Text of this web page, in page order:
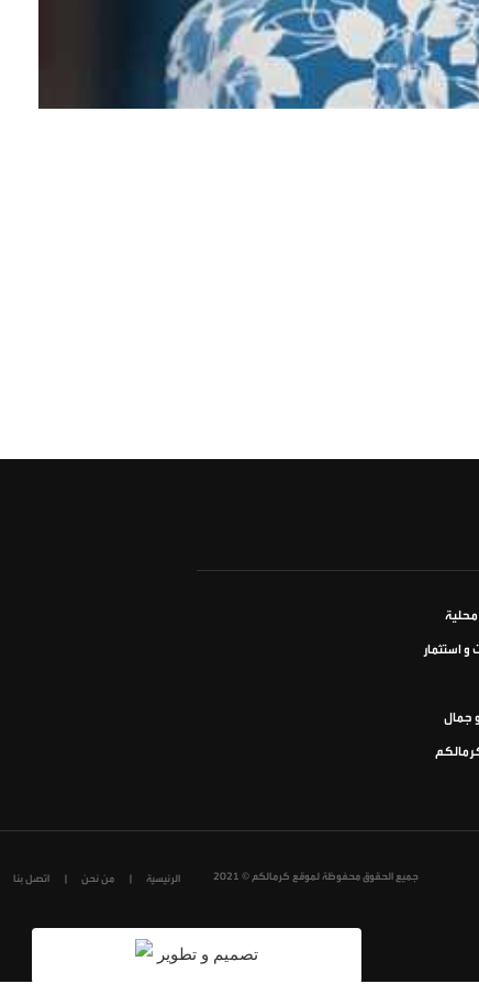
استثمار
جمال
جميع الحقوق محفوظة لموقع كرمالكم © 2021 اتصل بنا من نحن الرئيسية
تصميم و تطوير